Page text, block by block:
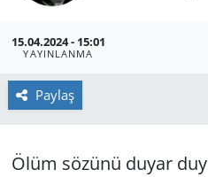
15.04.2024 - 15:01
YAYINLANMA
Paylaş
Ölüm sözünü duyar
EKONOMİ
GENEL
Son Dakika Haberleri
Haber Arşivi